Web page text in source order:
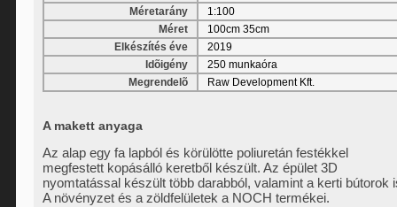
Méretarány
1:100
Méret
100cm 35cm
Elkészítés éve
2019
Idõigény
250 munkaóra
Megrendelõ
Raw Development Kft.
A makett anyaga
Az alap egy fa lapból és körülötte poliuretán festékkel
megfestett kopásálló keretből készült. Az épület 3D
nyomtatással készült több darabból, valamint a kerti bútorok
A növényzet és a zöldfelületek a NOCH termékei.